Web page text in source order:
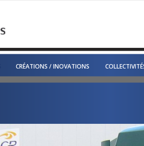
CRÉATIONS / INOVATIONS